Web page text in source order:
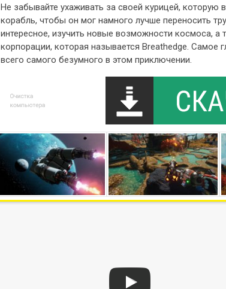
Не забывайте ухаживать за своей курицей,
корабль, чтобы он мог намного лучше переносить
интересное, изучить новые возможности космоса,
корпорации, которая называется Breathedge. Самое
всего самого безумного в этом приключении.